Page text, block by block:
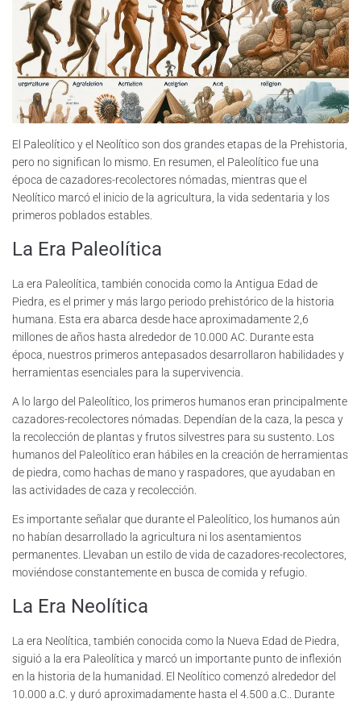
El Paleolítico y el Neolítico son dos grandes etapas de la Prehistoria,
pero no significan lo mismo. En resumen, el Paleolítico fue una
época de cazadores-recolectores nómadas, mientras que el
Neolítico marcó el inicio de la agricultura, la vida sedentaria y los
primeros poblados estables.
La Era Paleolítica
La era Paleolítica, también conocida como la Antigua Edad de
Piedra, es el primer y más largo periodo prehistórico de la historia
humana. Esta era abarca desde hace aproximadamente 2,6
millones de años hasta alrededor de 10.000 AC. Durante esta
época, nuestros primeros antepasados desarrollaron habilidades y
herramientas esenciales para la supervivencia.
A lo largo del Paleolítico, los primeros humanos eran principalmente
cazadores-recolectores nómadas. Dependían de la caza, la pesca y
la recolección de plantas y frutos silvestres para su sustento. Los
humanos del Paleolítico eran hábiles en la creación de herramientas
de piedra, como hachas de mano y raspadores, que ayudaban en
las actividades de caza y recolección.
Es importante señalar que durante el Paleolítico, los humanos aún
no habían desarrollado la agricultura ni los asentamientos
permanentes. Llevaban un estilo de vida de cazadores-recolectores,
moviéndose constantemente en busca de comida y refugio.
La Era Neolítica
La era Neolítica, también conocida como la Nueva Edad de Piedra,
siguió a la era Paleolítica y marcó un importante punto de inflexión
en la historia de la humanidad. El Neolítico comenzó alrededor del
10.000 a.C. y duró aproximadamente hasta el 4.500 a.C.. Durante